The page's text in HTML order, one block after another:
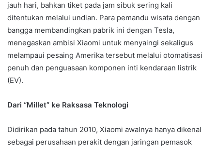
jauh hari, bahkan tiket pada jam sibuk sering kali
ditentukan melalui undian. Para pemandu wisata dengan
bangga membandingkan pabrik ini dengan Tesla,
menegaskan ambisi Xiaomi untuk menyaingi sekaligus
melampaui pesaing Amerika tersebut melalui otomatisasi
penuh dan penguasaan komponen inti kendaraan listrik
(EV).
Dari “Millet” ke Raksasa Teknologi
Didirikan pada tahun 2010, Xiaomi awalnya hanya dikenal
sebagai perusahaan perakit dengan jaringan pemasok